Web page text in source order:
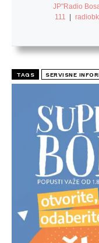
JP"Radio
111
|
TAGS SERVISNE